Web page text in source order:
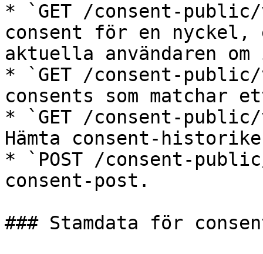
* `GET /consent-public/
consent för en
aktuella användaren
* `GET /consent-
consents som
* `GET /consent-
Hämta consent-
* `POST /consent-
consent-post.
### Stamdata för